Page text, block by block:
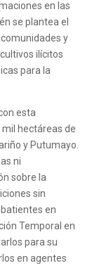
en las
se plantea el
y
ilícitos
para la
esta
hectáreas de
y Putumayo.
ni
sobre la
sin
en
Temporal en
para su
en agentes